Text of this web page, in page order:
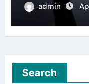
admin
Search